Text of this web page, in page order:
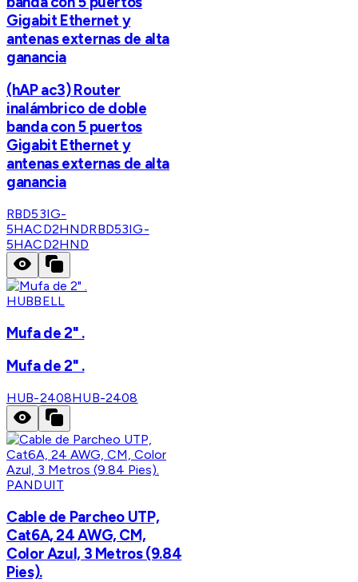
Gigabit Ethernet y
antenas externas de alta
ganancia
(hAP ac3) Router
inalámbrico de doble
banda con 5 puertos
Gigabit Ethernet y
antenas externas de alta
ganancia
RBD53IG-
5HACD2HNDRBD53IG-
5HACD2HND
HUBBELL
Mufa de 2" .
Mufa de 2" .
HUB-2408HUB-2408
PANDUIT
Cable de Parcheo UTP,
Cat6A, 24 AWG, CM,
Color Azul, 3 Metros (9.84
Pies).